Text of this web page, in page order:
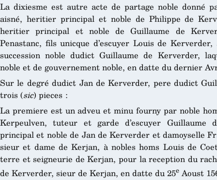
La dixiesme est autre acte de partage noble donné
aisné, heritier principal et noble de Philippe de
heritier principal et noble de Guillaume de
Penastanc, fils unicque d’escuyer Louis de
succession noble dudict Guillaume de Kerverder,
noble et de gouvernement noble, en datte du dernier
Sur le degré dudict Jan de Kerverder, pere dudict
trois (sic) pieces :
La premiere est un adveu et minu fourny par noble
Kerpeulven, tuteur et garde d’escuyer
principal et noble de Jan de Kerverder et damoyselle
sieur et dame de Kerjan, à nobles homs Louis de
terre et seigneurie de Kerjan, pour la reception du
de Kerverder, sieur de Kerjan, en datte du 25eAoust